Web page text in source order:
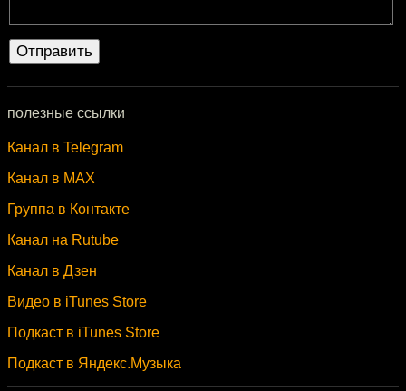
полезные ссылки
Канал в Telegram
Канал в MAX
Группа в Контакте
Канал на Rutube
Канал в Дзен
Видео в iTunes Store
Подкаст в iTunes Store
Подкаст в Яндекс.Музыка